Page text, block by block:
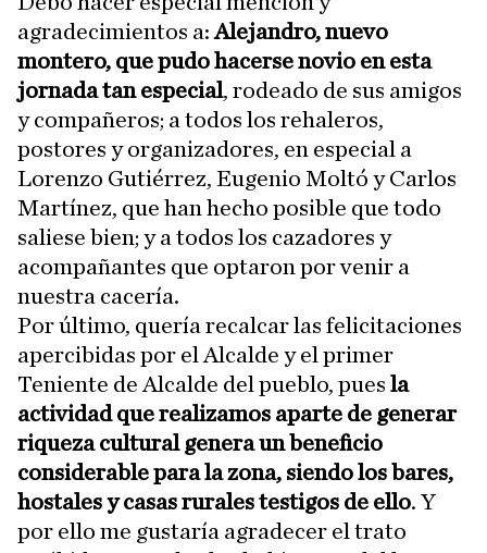
agradecimientos a:Alejandro, nuevo
montero, que pudo hacerse novio en esta
jornada tan especial, rodeado de sus amigos
y compañeros; a todos los rehaleros,
postores y organizadores, en especial a
Lorenzo Gutiérrez, Eugenio Moltó y Carlos
Martínez, que han hecho posible que todo
saliese bien; y a todos los cazadores y
acompañantes que optaron por venir a
nuestra cacería.
Por último, quería recalcar las felicitaciones
apercibidas por el Alcalde y el primer
Teniente de Alcalde del pueblo, pues la
actividad que realizamos aparte de generar
riqueza cultural genera un beneficio
considerable para la zona, siendo los bares,
hostales y casas rurales testigos de ello. Y
por ello me gustaría agradecer el trato